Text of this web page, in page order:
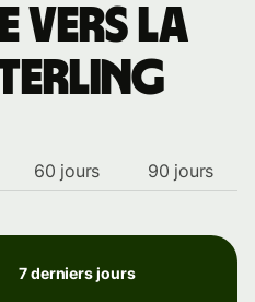
vers la
60 jours 90 jours
7 derniers jours